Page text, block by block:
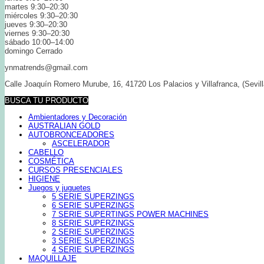
martes 9:30–20:30
miércoles 9:30–20:30
jueves 9:30–20:30
viernes 9:30–20:30
sábado 10:00–14:00
domingo Cerrado
ynmatrends@gmail.com
Calle Joaquín Romero Murube, 16, 41720 Los Palacios y Villafranca,
BUSCA TU PRODUCTO
Ambientadores y Decoración
AUSTRALIAN GOLD
AUTOBRONCEADORES
ASCELERADOR
CABELLO
COSMÉTICA
CURSOS PRESENCIALES
HIGIENE
Juegos y juguetes
5 SERIE SUPERZINGS
6 SERIE SUPERZINGS
7 SERIE SUPERTINGS POWER MACHINES
8 SERIE SUPERZINGS
2 SERIE SUPERZINGS
3 SERIE SUPERZINGS
4 SERIE SUPERZINGS
MAQUILLAJE